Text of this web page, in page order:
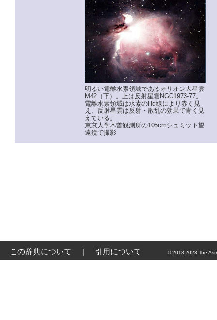
明るい電離水素領域であるオリオン大星雲
M42（下）。上は反射星雲NGC1973-77。
電離水素領域は水素のHα線により赤く見
え、反射星雲は反射・散乱の効果で青く見
えている。
東京大学木曽観測所の105cmシュミット望
遠鏡で撮影
この辞典について 引用について © 2018-2023 The